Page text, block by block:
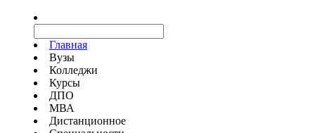
Главная
Вузы
Колледжи
Курсы
ДПО
МВА
Дистанционное